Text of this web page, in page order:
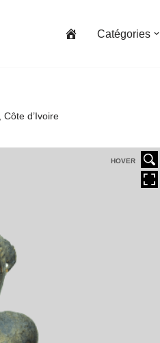
Catégories
d’Ivoire
HOVER